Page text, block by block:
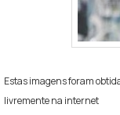
Estas imagens foram
livremente na internet